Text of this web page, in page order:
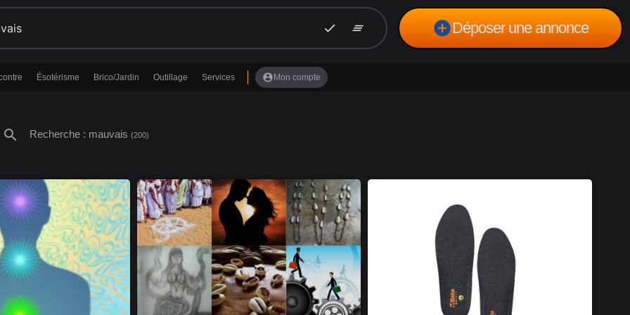
check clear_all add_circleDéposer une annonce
Ésotérisme Brico/Jardin Outillage Services account_circle Mon compte
search Recherche : mauvais (200)